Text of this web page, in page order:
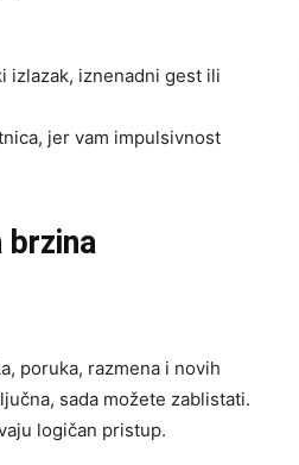
izlazak, iznenadni gest ili
jer vam impulsivnost
poruka, razmena i novih
sada možete zablistati.
logičan pristup.